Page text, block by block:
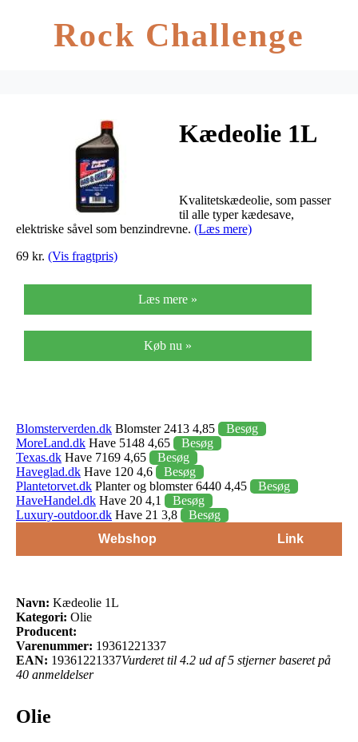
Rock Challenge
Kædeolie 1L
Kvalitetskædeolie, som passer
til alle typer kædesave,
elektriske såvel som benzindrevne. (Læs mere)
69 kr. (Vis fragtpris)
Læs mere »
Køb nu »
Blomsterverden.dk Blomster 2413 4,85
Besøg
MoreLand.dk Have 5148 4,65
Besøg
Texas.dk Have 7169 4,65
Besøg
Haveglad.dk Have 120 4,6
Besøg
Plantetorvet.dk Planter og blomster 6440 4,45
Besøg
HaveHandel.dk Have 20 4,1
Besøg
Luxury-outdoor.dk Have 21 3,8
Besøg
Webshop
Link
Navn: Kædeolie 1L
Kategori: Olie
Producent:
Varenummer: 19361221337
EAN: 19361221337Vurderet til 4.2 ud af 5 stjerner baseret på
40 anmeldelser
Olie